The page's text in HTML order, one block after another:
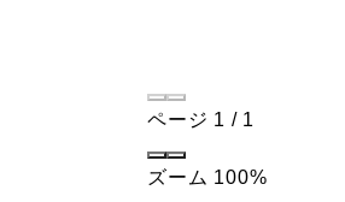
ページ 1 / 1
ズーム 100%